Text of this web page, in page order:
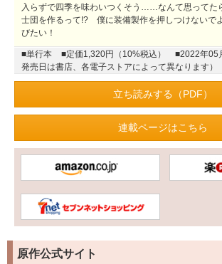
入らずで四季を味わいつくそう……なんて思ってた
士団を作るって!? 僕に装備製作を押しつけないで
びたい！
■単行本 ■定価1,320円（10%税込）
■2022年05
発売日は書店、各電子ストアによって異なります）
立ち読みする（PDF）
連載ページはこちら
原作公式サイト